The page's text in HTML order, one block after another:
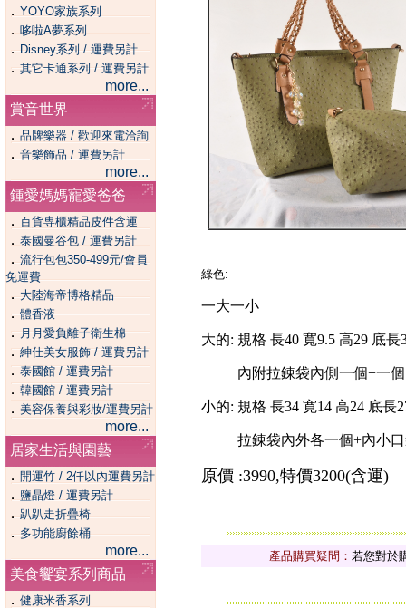
． YOYO家族系列
． 哆啦A夢系列
．Disney系列 / 運費另計
．其它卡通系列 / 運費另計
more...
賞音世界
． 品牌樂器 / 歡迎來電洽詢
． 音樂飾品 / 運費另計
more...
鍾愛媽媽寵愛爸爸
． 百貨専櫃精品皮件含運
． 泰國曼谷包 / 運費另計
． 流行包包350-499元/會員
免運費
．大陸海帝博格精品
．體香液
．月月愛負離子衛生棉
．紳仕美女服飾 / 運費另計
．泰國館 / 運費另計
． 韓國館 / 運費另計
． 美容保養與彩妝/運費另計
more...
居家生活與園藝
． 開運竹 / 2仟以內運費另計
． 鹽晶燈 / 運費另計
． 趴趴走折疊椅
．多功能廚餘桶
more...
美食饗宴系列商品
． 健康米香系列
綠色:
一大一小
大的: 規格 長40 寬9.5 高29 底長
內附拉錬袋內側一個+一個
小的: 規格 長34 寛14 高24 底長
拉錬袋內外各一個+內小口
原價 :3990,特價3200(含運)
產品購買疑問： 若您對於